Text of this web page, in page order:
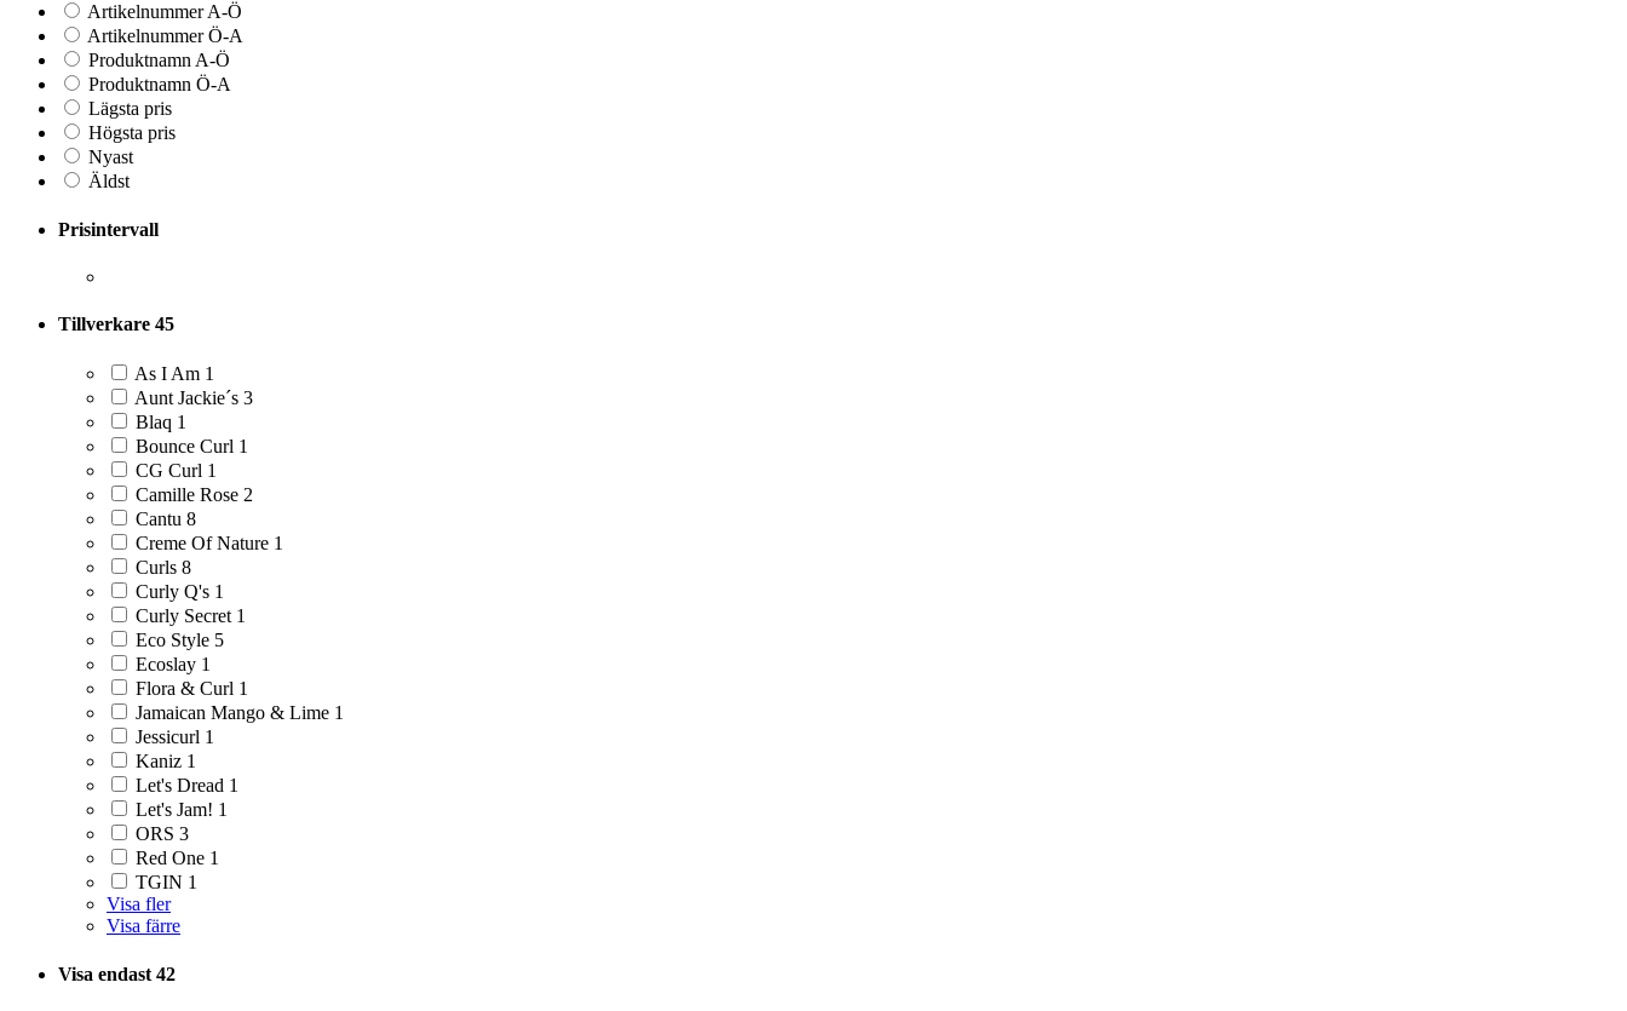
Artikelnummer A-Ö
Artikelnummer Ö-A
Produktnamn A-Ö
Produktnamn Ö-A
Lägsta pris
Högsta pris
Nyast
Äldst
Prisintervall
Tillverkare 45
As I Am 1
Aunt Jackie´s 3
Blaq 1
Bounce Curl 1
CG Curl 1
Camille Rose 2
Cantu 8
Creme Of Nature 1
Curls 8
Curly Q's 1
Curly Secret 1
Eco Style 5
Ecoslay 1
Flora & Curl 1
Jamaican Mango & Lime 1
Jessicurl 1
Kaniz 1
Let's Dread 1
Let's Jam! 1
ORS 3
Red One 1
TGIN 1
Visa fler
Visa färre
Visa endast 42